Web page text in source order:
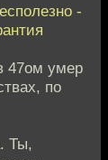
-
47ом умер
по
Ты,